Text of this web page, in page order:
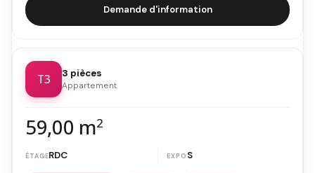
Demande d'information
T3 3 pièces
Appartement
59,00 m2
RDC S